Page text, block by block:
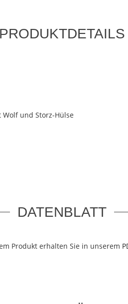
PRODUKTDETAILS
und Storz-Hülse
DATENBLATT
Produkt erhalten Sie in unserem